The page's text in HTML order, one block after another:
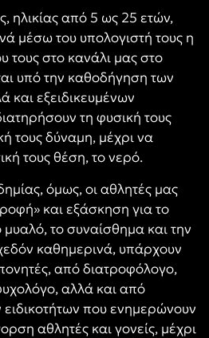
ηλικίας από 5 ως 25 ετών,
μέσω του υπολογιστή τους η
τους στο κανάλι μας στο
υπό την καθοδήγηση των
και εξειδικευμένων
τη φυσική τους
τους δύναμη, μέχρι να
τους θέση, το νερό.
όμως, οι αθλητές μας
και εξάσκηση για το
το συναίσθημα και την
καθημερινά, υπάρχουν
από διατροφόλογο,
αλλά και από
που ενημερώνουν
αθλητές και γονείς, μέχρι